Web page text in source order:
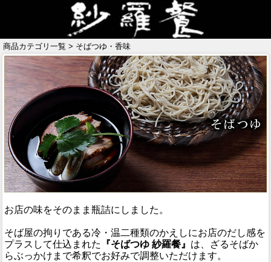
商品カテゴリ一覧 > そばつゆ・香味
お店の味をそのまま瓶詰にしました。
そば屋の拘りである冷・温二種類のかえしにお店のだし感を
プラスして仕込まれた
『そばつゆ 紗羅餐』 は、ざるそばか
らぶっかけまで希釈でお好みで調整いただけます。